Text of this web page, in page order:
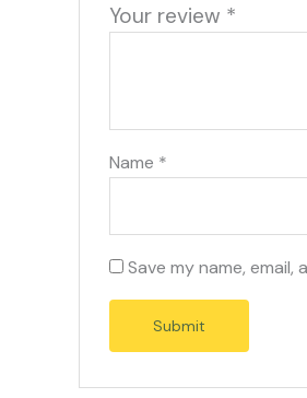
Your review *
Name *
Save my name,